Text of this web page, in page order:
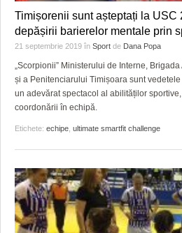
Timișorenii sunt așteptați la USC
depășirii barierelor mentale prin
21 septembrie 2019 în Sport de Dana Popa
„Scorpionii” Ministerului de Interne,
și a Penitenciarului Timișoara sunt
un adevărat spectacol al abilităților
coordonării în echipă.
Etichete: echipe ultimate smartfit challenge